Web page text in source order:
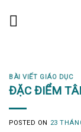
BÀI VIẾT GIÁO DỤC
ĐẶC ĐIỂM
POSTED ON 23